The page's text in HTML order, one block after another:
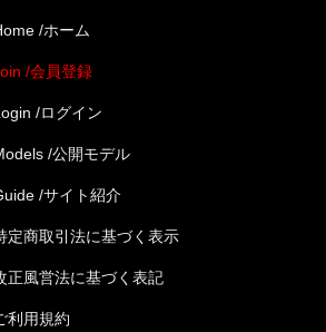
/ホーム
/会員登録
/ログイン
/公開モデル
/サイト紹介
定商取引法に基づく表示
正風営法に基づく表記
利用規約